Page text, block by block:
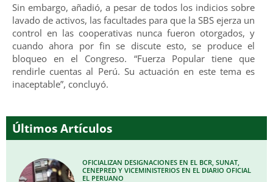
Sin embargo, añadió, a pesar de todos los indicios sobre
lavado de activos, las facultades para que la SBS ejerza un
control en las cooperativas nunca fueron otorgados, y
cuando ahora por fin se discute esto, se produce el
bloqueo en el Congreso. “Fuerza Popular tiene que
rendirle cuentas al Perú. Su actuación en este tema es
inaceptable”, concluyó.
Últimos Artículos
OFICIALIZAN DESIGNACIONES EN EL BCR, SUNAT,
CENEPRED Y VICEMINISTERIOS EN EL DIARIO OFICIAL
EL PERUANO